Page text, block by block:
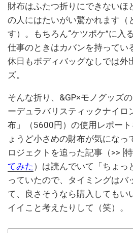
財布はふたつ折りにできないほ
の人にはたいがい驚かれます（
す）。もちろん“ケツポケ”に入
仕事のときはカバンを持ってい
休日もボディバッグなしでは外
ズ。
そんな折り、&GP×モノグッズ
ーデュラバリスティックナイロ
布」（5600円）の使用レポー
ょうど小さめの財布が気になっ
ロジェクトを追った記事（>> [
てみた ）は読んでいて「ちょっ
っていたので、タイミングは
て、良さそうなら購入してもい
イイこと考えたりして（笑）。